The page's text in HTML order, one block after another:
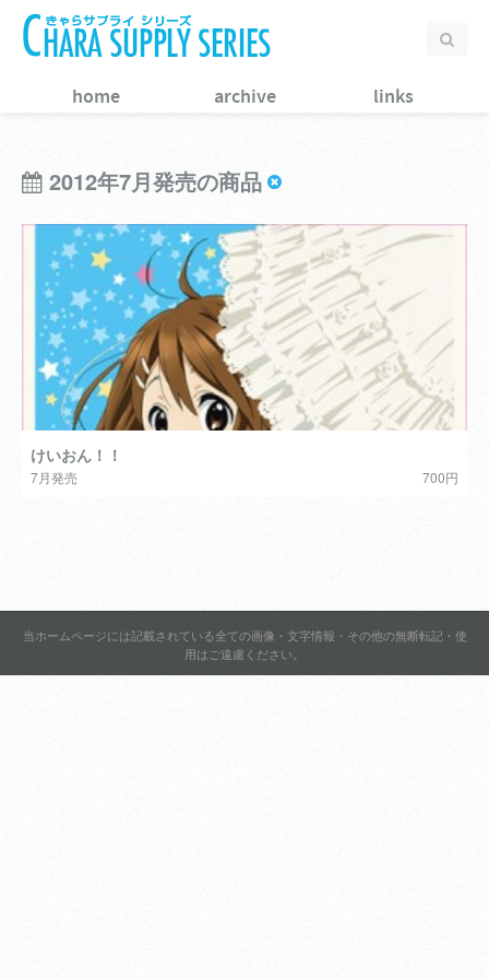
home archive links
2012年7月発売の商品
けいおん！！
7月発売 700円
当ホームページには記載されている全ての画像・文字情報・その他の無断転記・使
用はご遠慮ください。